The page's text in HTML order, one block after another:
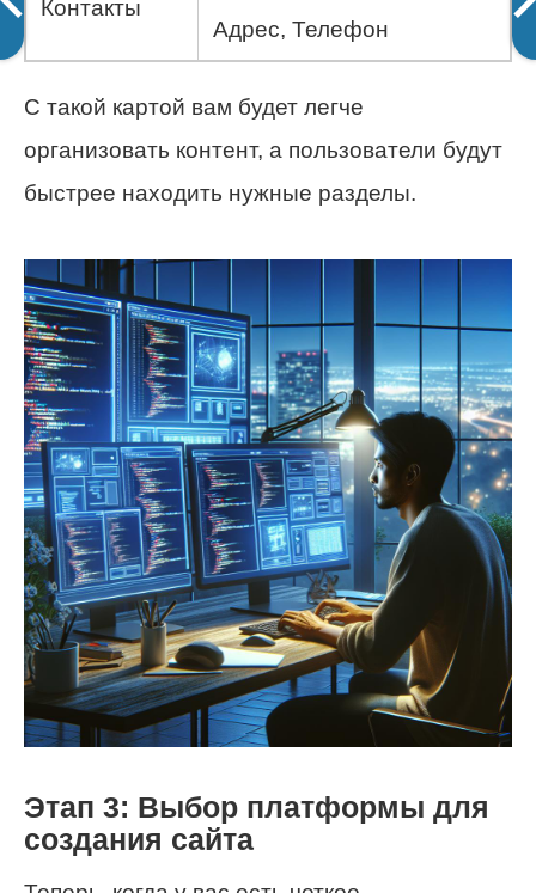
Контакты
Адрес, Телефон
С такой картой вам будет легче
организовать контент, а пользователи будут
быстрее находить нужные разделы.
Этап 3: Выбор платформы для
создания сайта